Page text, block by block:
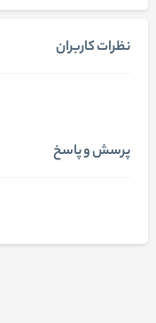
نظرات کاربران
پرسش و پاسخ